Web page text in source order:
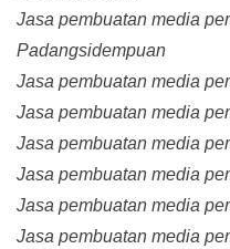
Jasa pembuatan media
Padangsidempuan
Jasa pembuatan media
Jasa pembuatan media
Jasa pembuatan media
Jasa pembuatan media
Jasa pembuatan media
Jasa pembuatan media